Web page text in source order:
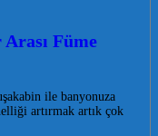
Füme
ile banyonuza
artırmak artık çok